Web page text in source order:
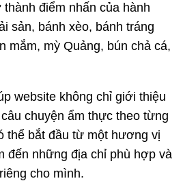
điểm nhấn của hành
sản, bánh xèo, bánh tráng
mắm, mỳ Quảng, bún chả cá,
website không chỉ giới thiệu
chuyện ẩm thực theo từng
thể bắt đầu từ một hương vị
đến những địa chỉ phù hợp và
cho mình.